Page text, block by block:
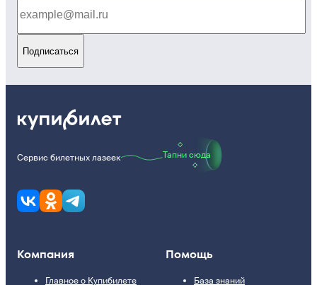
Подписаться
Сервис билетных лазеек Тапни сюда
Компания
Главное о Купибилете
Помощь
База знаний